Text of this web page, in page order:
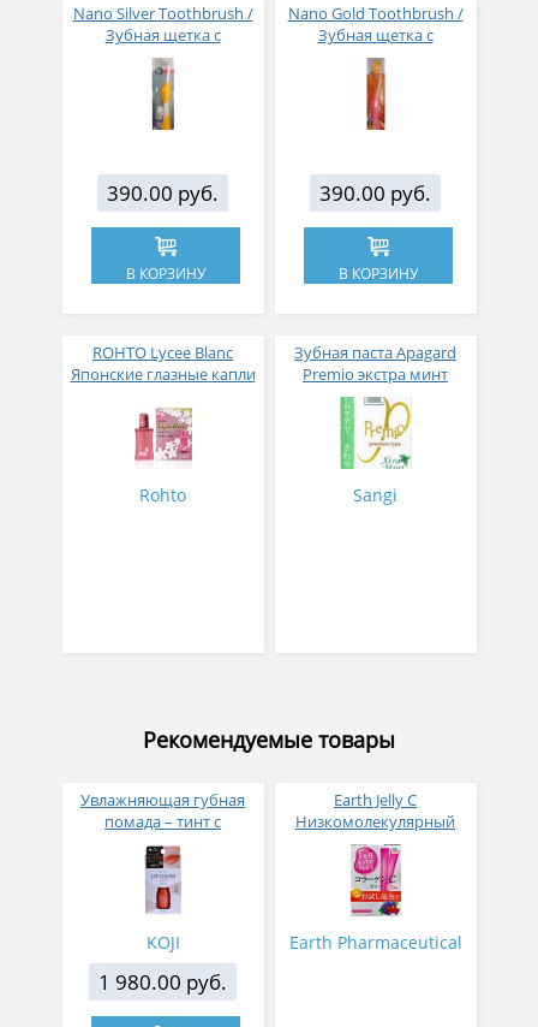
Nano Silver Toothbrush /
Зубная щетка c
наночастицами серебра,
сверхтонкой двойной
щетиной, средней
жесткости, стандартная
390.00 руб.
В КОРЗИНУ
Nano Gold Toothbrush /
Зубная щетка c
наночастицами золота,
сверхтонкой двойной
щетиной, средней
жесткости "Юниор"
390.00 руб.
В КОРЗИНУ
ROHTO Lycee Blanc
Японские глазные капли
отбеливания белков
глаз с бергамотом
Rohto
Зубная паста Apagard
Premio экстра минт
100гр
Sangi
Рекомендуемые товары
Увлажняющая губная
помада – тинт с
аппликатором KOJI,
Красно-оранжевый
KOJI
1 980.00 руб.
Earth Jelly C
Низкомолекулярный
рыбный коллаген с
витамином С и 5
активных компонентов
с ягодным вкусом 8 гр
Earth Pharmaceutical